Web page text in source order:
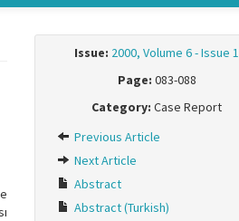
Issue: 2000, Volume 6 - Issue 1
Page: 083-088
Category: Case Report
Previous Article
Next Article
Abstract
Abstract (Turkish)